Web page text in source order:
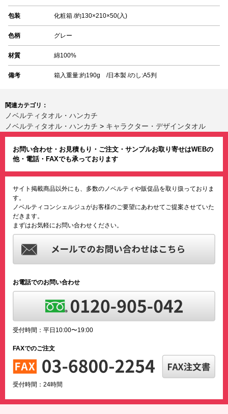
包装 化粧箱 /約130×210×50(入)
色柄 グレー
材質 綿100%
備考 箱入重量:約190g /日本製 /のし:A5判
関連カテゴリ：
ノベルティタオル・ハンカチ
ノベルティタオル・ハンカチ > キャラクター・デザインタオル
お問い合わせ・お見積もり・ご注文・サンプルお取り寄せはWEBの
他・電話・FAXでも承っております
サイト掲載商品以外にも、多数のノベルティや販促品を取り扱っておりま
す。
ノベルティコンシェルジュがお客様のご要望にあわせてご提案させていた
だきます。
まずはお気軽にお問い合わせください。
お電話でのお問い合わせ
受付時間：平日10:00〜19:00
FAXでのご注文
受付時間：24時間